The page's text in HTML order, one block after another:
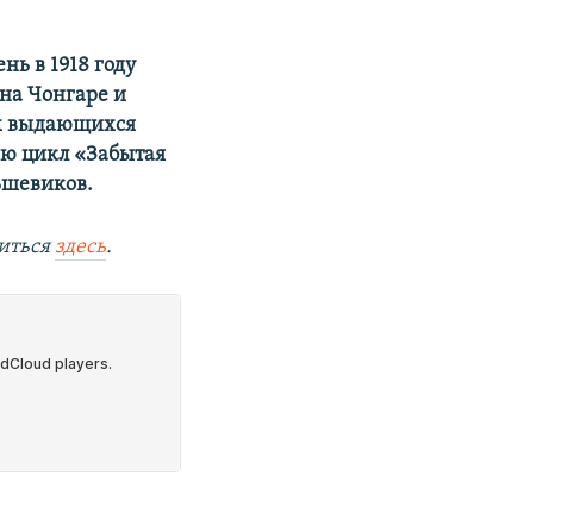
в 1918 году
Чонгаре и
выдающихся
цикл «Забытая
здесь.